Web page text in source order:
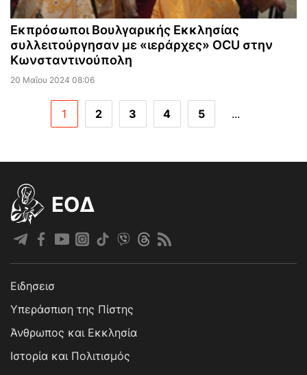
Εκπρόσωποι Βουλγαρικής Εκκλησίας
συλλειτούργησαν με «ιεράρχες» OCU στην
Κωνσταντινούπολη
20 Μαΐου 2024 08:06
1 2 3 4 5 ...
EOΔ
Ειδησεισ
Υπεράσπιση της Πίστης
Άνθρωπος και Εκκλησία
Ιστορία και Πολιτισμός